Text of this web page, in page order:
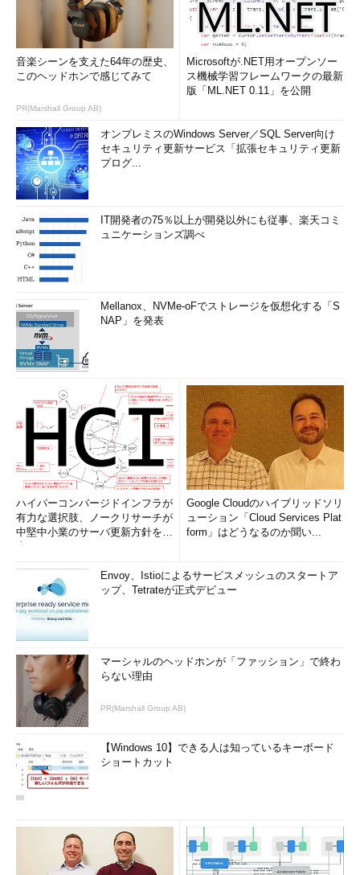
音楽シーンを支えた64年の歴史、
このヘッドホンで感じてみて
PR(Marshall Group AB)
Microsoftが.NET用オープンソー
ス機械学習フレームワークの最新
版「ML.NET 0.11」を公開
オンプレミスのWindows Server／SQL Server向け
セキュリティ更新サービス「拡張セキュリティ更新
プログ...
IT開発者の75％以上が開発以外にも従事、楽天コミ
ュニケーションズ調べ
Mellanox、NVMe-oFでストレージを仮想化する「S
NAP」を発表
ハイパーコンバージドインフラが
有力な選択肢、ノークリサーチが
中堅中小業のサーバ更新方針を調
Google Cloudのハイブリッドソリ
ューション「Cloud Services Plat
form」はどうなるのか聞い...
Envoy、Istioによるサービスメッシュのスタートア
ップ、Tetrateが正式デビュー
マーシャルのヘッドホンが「ファッション」で終わ
らない理由
PR(Marshall Group AB)
【Windows 10】できる人は知っているキーボード
ショートカット